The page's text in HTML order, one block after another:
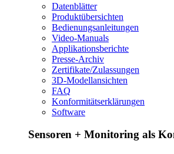
Datenblätter
Produktübersichten
Bedienungsanleitungen
Video-Manuals
Applikationsberichte
Presse-Archiv
Zertifikate/Zulassungen
3D-Modellansichten
FAQ
Konformitätserklärungen
Software
Sensoren + Monitoring als